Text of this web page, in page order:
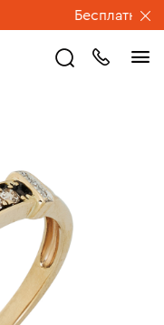
Бесплатная